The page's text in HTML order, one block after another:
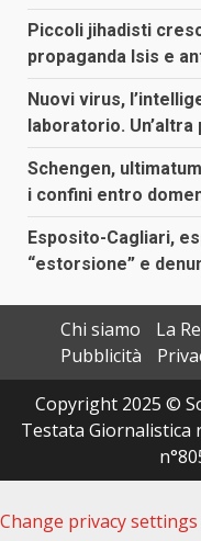
Piccoli jihadisti
propaganda Isis e
Nuovi virus,
laboratorio.
Schengen,
i confini entro
Esposito-Cagliari,
“estorsione” e
Chi siamo
La
Pubblicità
Copyright 2025 ©
Testata Giornalistica
Change privacy settings